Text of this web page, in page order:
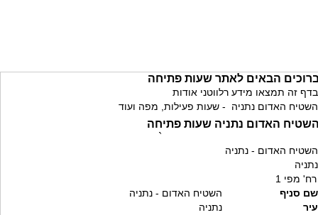
הבאים לאתר שעות פתיחה
בדף זה תמצאו מידע רלווטני אודות
השטיח האדום נתניה - שעות פעילות, מפה ועוד
האדום נתניה שעות פתיחה
`
השטיח האדום - נתניה
נתניה
רח' מפי 1
שם סניף
השטיח האדום - נתניה
עיר
נתניה